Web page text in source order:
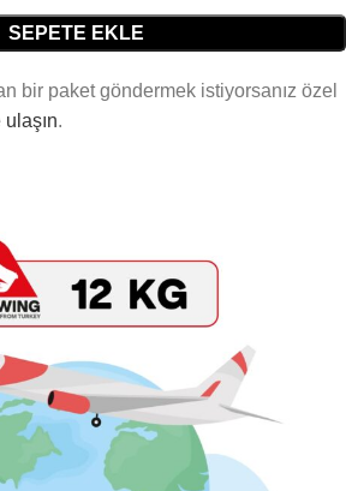
SEPETE EKLE
bir paket göndermek istiyorsanız özel
ulaşın.